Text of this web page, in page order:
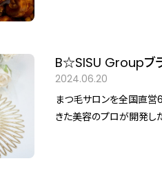
えております。 オリジナル神楽坂ハイボール＆レモンサワー、ワイン、カクテルも豊富
に揃えております。沖縄港川
な雰囲気でお楽しみくだ
B☆SISU Groupブ
2024.06.20
まつ毛サロンを全国直
きた美容のプロが開発したLaeD+
なければ最高級の施術